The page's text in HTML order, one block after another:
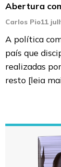
Abertura
Carlos Pio11
A política
país que
realizadas
resto [leia